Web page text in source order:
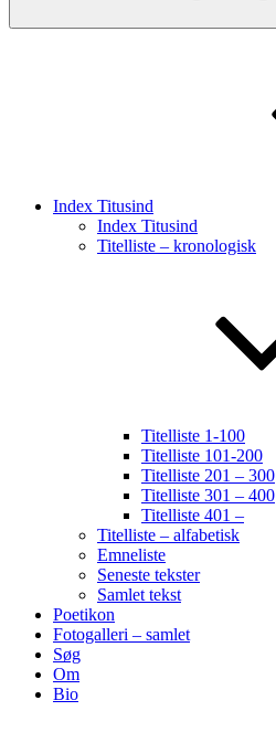
Index Titusind
Index Titusind
Titelliste – kronologisk
Titelliste 1-100
Titelliste 101-200
Titelliste 201 – 300
Titelliste 301 – 400
Titelliste 401 –
Titelliste – alfabetisk
Emneliste
Seneste tekster
Samlet tekst
Poetikon
Fotogalleri – samlet
Søg
Om
Bio